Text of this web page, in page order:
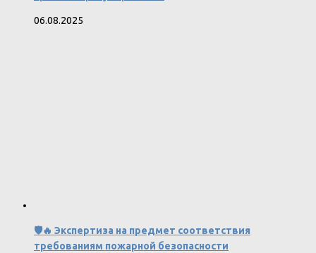
06.08.2025
🛡️🔥 Экспертиза на предмет соответствия
требованиям пожарной безопасности